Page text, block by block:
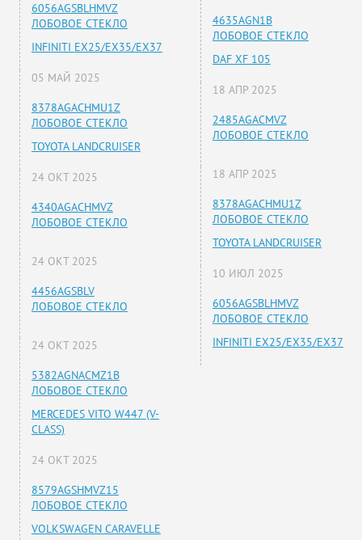
6056AGSBLHMVZ
ЛОБОВОЕ СТЕКЛО
INFINITI EX25/EX35/EX37
05 МАЙ 2025
8378AGACHMU1Z
ЛОБОВОЕ СТЕКЛО
TOYOTA LANDCRUISER
24 ОКТ 2025
4340AGACHMVZ
ЛОБОВОЕ СТЕКЛО
24 ОКТ 2025
4456AGSBLV
ЛОБОВОЕ СТЕКЛО
24 ОКТ 2025
5382AGNACMZ1B
ЛОБОВОЕ СТЕКЛО
MERCEDES VITO W447 (V-
CLASS)
24 ОКТ 2025
8579AGSHMVZ15
ЛОБОВОЕ СТЕКЛО
VOLKSWAGEN CARAVELLE
4635AGN1B
ЛОБОВОЕ СТЕКЛО
DAF XF 105
18 АПР 2025
2485AGACMVZ
ЛОБОВОЕ СТЕКЛО
18 АПР 2025
8378AGACHMU1Z
ЛОБОВОЕ СТЕКЛО
TOYOTA LANDCRUISER
10 ИЮЛ 2025
6056AGSBLHMVZ
ЛОБОВОЕ СТЕКЛО
INFINITI EX25/EX35/EX37